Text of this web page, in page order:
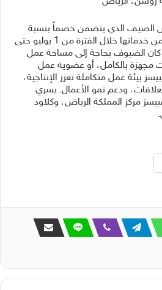
الصيف الذي يتضمن خصماً بنسبة
15% على مجموعة مختارة من خدماتها خلال الفترة من 1 يوليو حتى
وسواء كان الضيوف بحاجة إلى مساحة عمل
مجهزة بالكامل، أو عضوية عمل
بيئة عمل متكاملة تعزز الإنتاجية،
ودعم نمو الأعمال. يسري
مركز المملكة الرياض، وكلاود